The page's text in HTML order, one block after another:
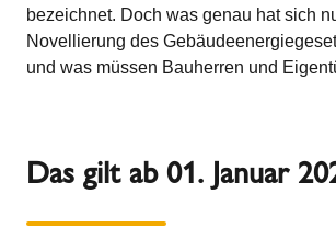
bezeichnet. Doch was genau hat sich
Novellierung des
und was müssen Bauherren und
Das gilt ab 01. Januar